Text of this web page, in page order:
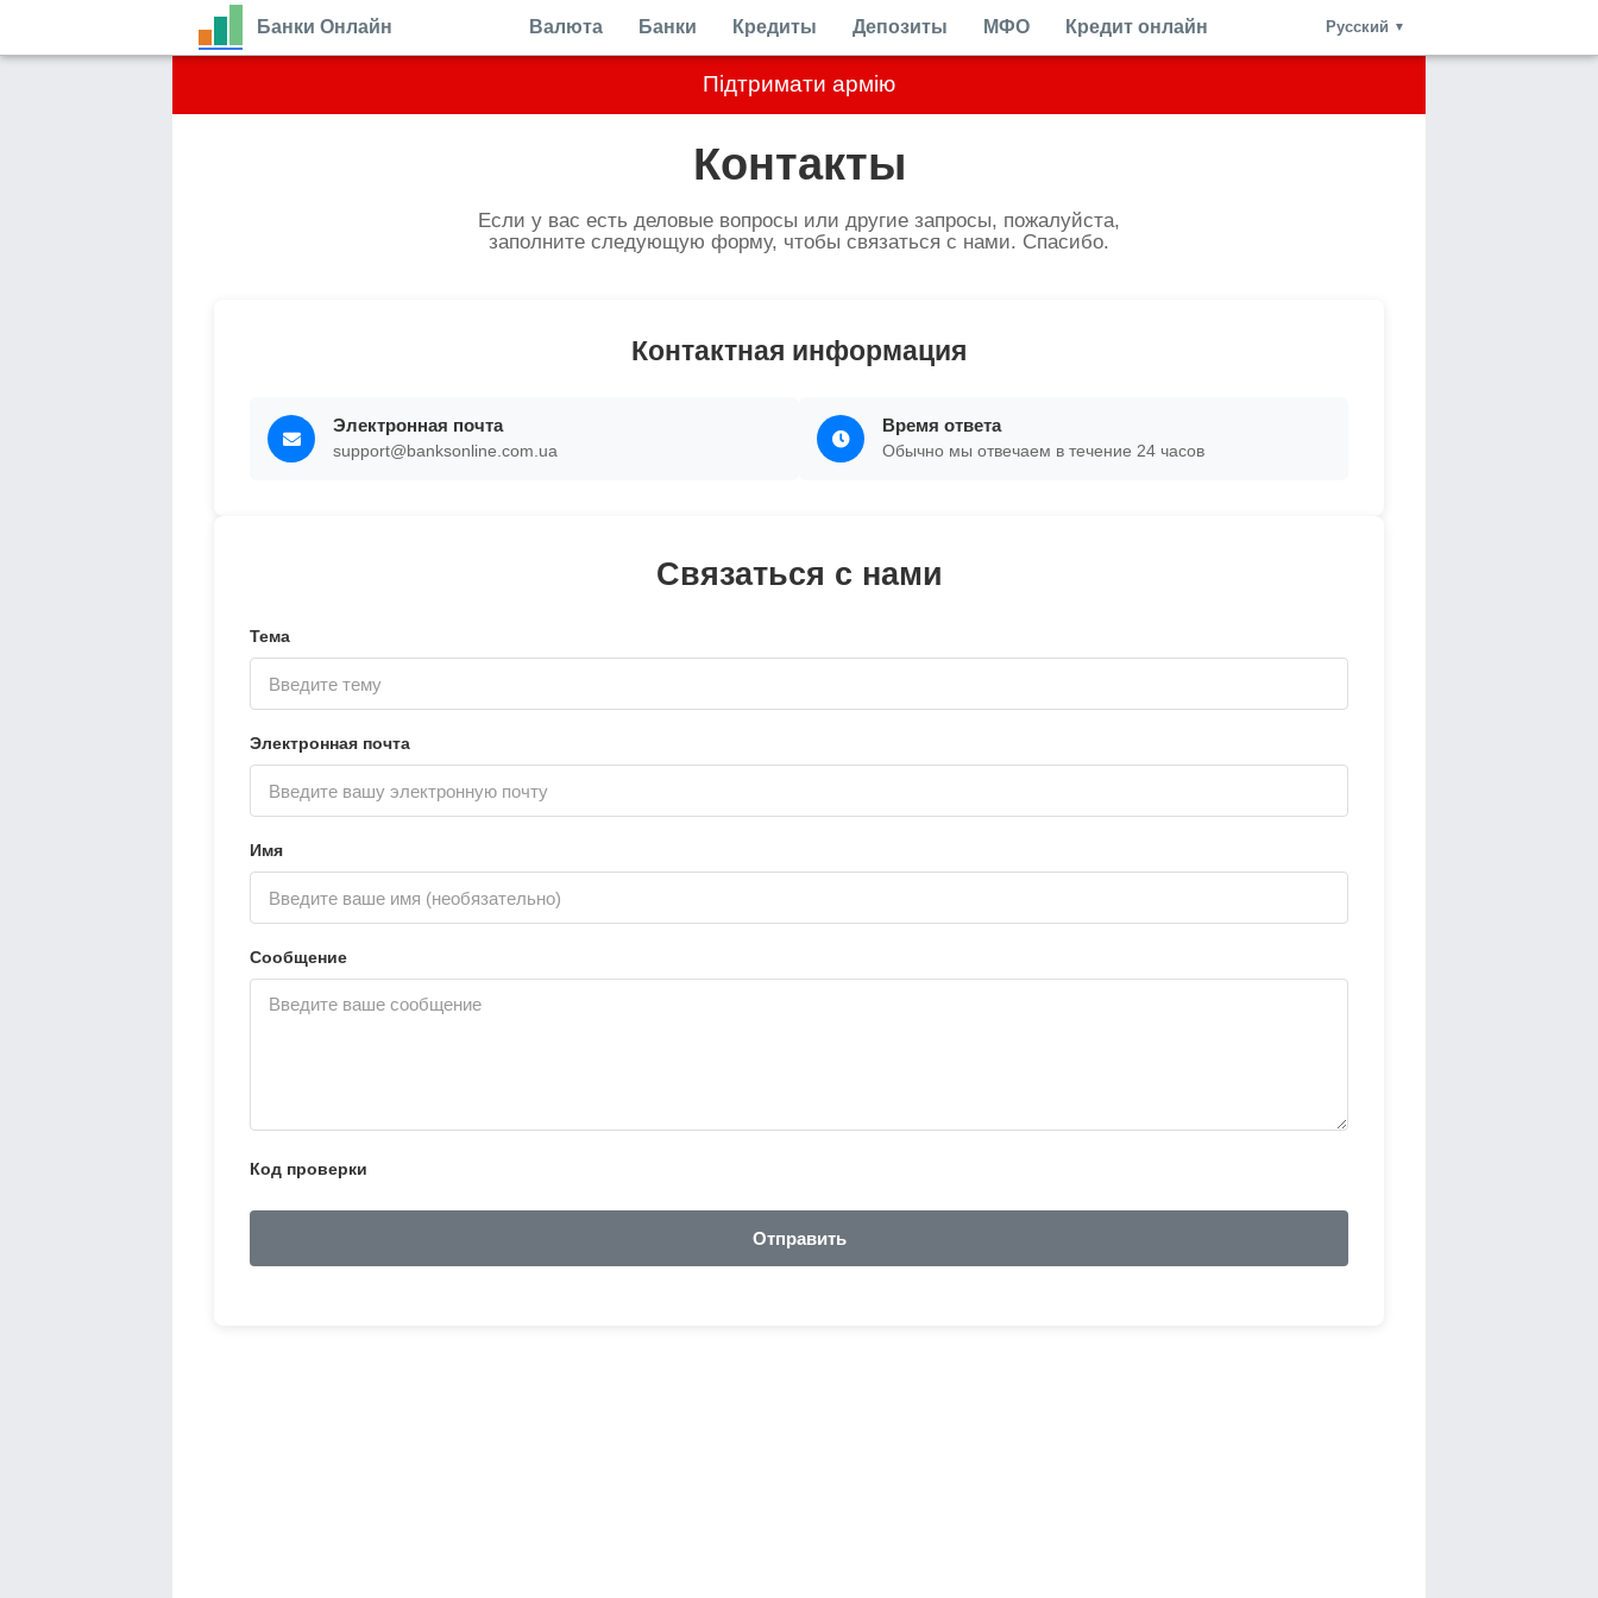
Підтримати армію
Банки Онлайн Валюта Банки Кредиты Депозиты МФО Кредит онлайн Русский ▼
Контакты
Если у вас есть деловые вопросы или другие запросы, пожалуйста,
заполните следующую форму, чтобы связаться с нами. Спасибо.
Контактная информация
Электронная почта
support@banksonline.com.ua
Время ответа
Обычно мы отвечаем в течение 24 часов
Связаться с нами
Тема
Электронная почта
Имя
Сообщение
Код проверки
Отправить